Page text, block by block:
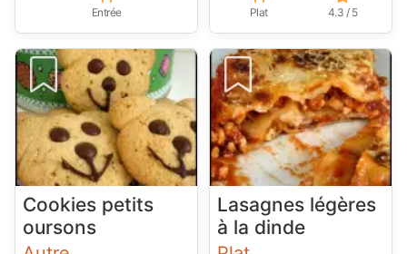
Entrée Plat 4.3 / 5
Cookies petits
oursons
Lasagnes légères
à la dinde